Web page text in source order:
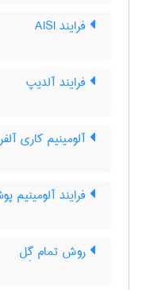
فرایند AISI
فرایند آلدیپ
آلومینیم کاری
فرایند آلومینیم
روش تمام گِل